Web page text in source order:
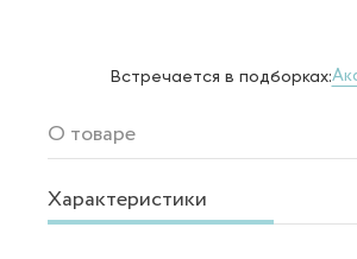
Встречается в подборках:
О товаре
Характеристики